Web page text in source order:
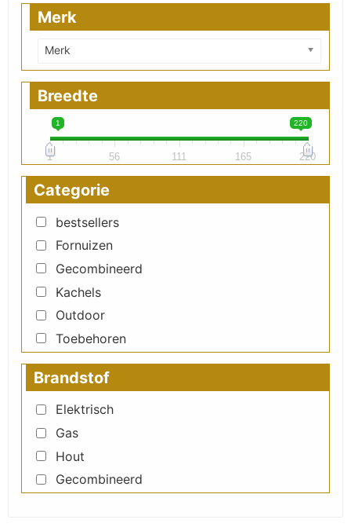
Merk
Merk
Breedte
1 220
1 56 111 165 220
Categorie
bestsellers
Fornuizen
Gecombineerd
Kachels
Outdoor
Toebehoren
Brandstof
Elektrisch
Gas
Hout
Gecombineerd